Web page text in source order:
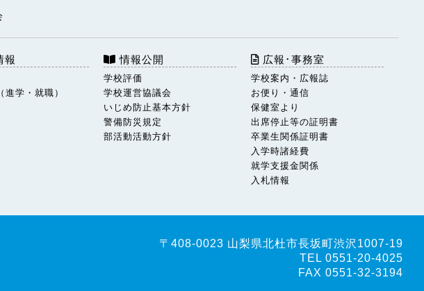
報
進学・就職）
情報公開
学校評価
学校運営協議会
いじめ防止基本方針
警備防災規定
部活動活動方針
広報･事務室
学校案内・広報誌
お便り・通信
保健室より
出席停止等の証明書
卒業生関係証明書
入学時諸経費
就学支援金関係
入札情報
〒408-0023 山梨県北杜市長坂町渋沢1007-19
TEL 0551-20-4025
FAX 0551-32-3194